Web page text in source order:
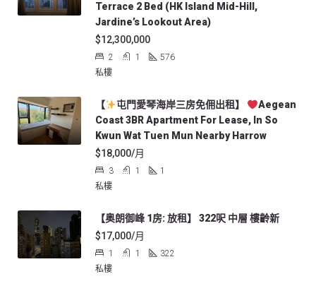
Terrace 2 Bed (HK Island Mid-Hill,
Jardine’s Lookout Area)
$12,300,000
2 1
576
私樓
【 屯門愛琴海岸三房免佣出租】
Aegean
Coast 3BR Apartment For Lease, In So
Kwun Wat Tuen Mun Nearby Harrow
$18,000/月
3 1
1
私樓
【奥朗御峰 1房: 放租】 322呎 中層 樓齡新
$17,000/月
1 1
322
私樓